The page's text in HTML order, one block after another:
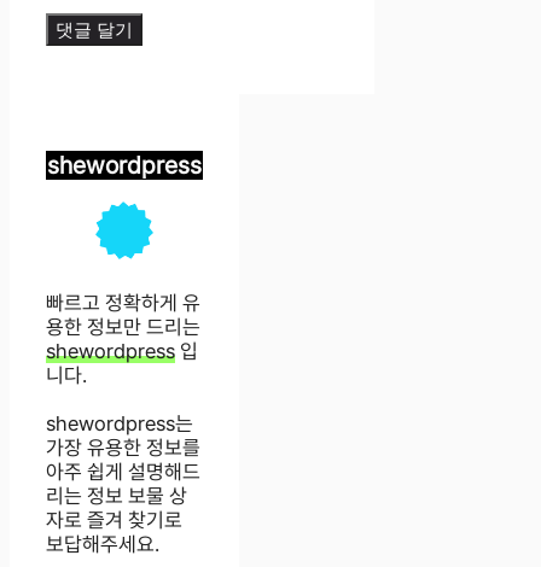
shewordpress
빠르고 정확하게 유
용한 정보만 드리는
shewordpress 입
니다.
shewordpress는
가장 유용한 정보를
아주 쉽게 설명해드
리는 정보 보물 상
자로 즐겨 찾기로
보답해주세요.